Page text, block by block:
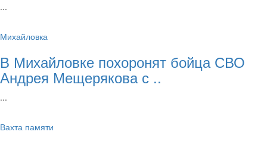
...
Михайловка
В Михайловке похоронят бойца СВО
Андрея Мещерякова с ..
...
Вахта памяти